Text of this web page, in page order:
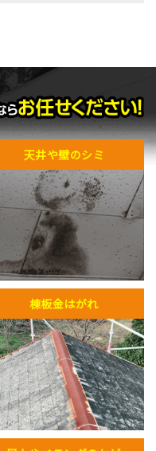
天井や壁のシミ
棟板金はがれ